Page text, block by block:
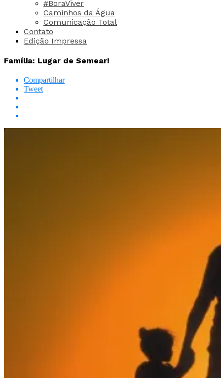
#BoraViver
Caminhos da Água
Comunicação Total
Contato
Edição Impressa
Família: Lugar de Semear!
Compartilhar
Tweet